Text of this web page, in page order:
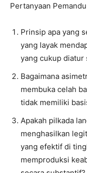
Pertanyaan
Prinsip apa yang
yang layak
yang cukup diatur
Bagaimana
membuka celah
tidak memiliki
Apakah pilkada
menghasilkan
yang efektif di
memproduksi